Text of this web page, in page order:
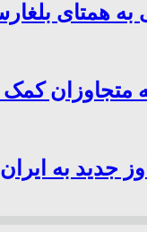
همتای
متجاوزان
جدید به